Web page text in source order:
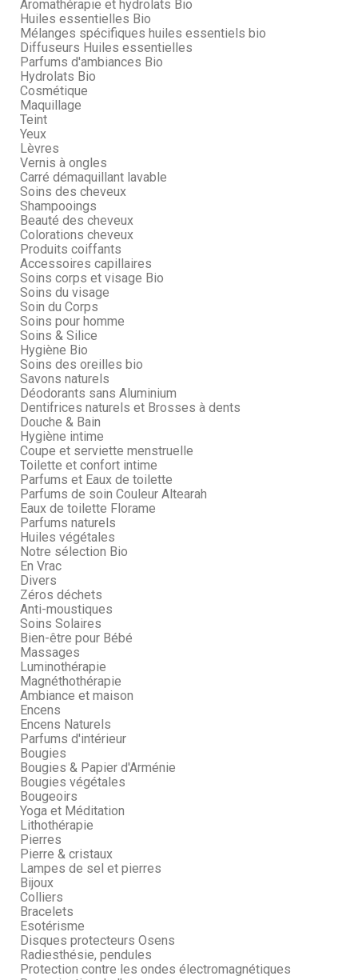
Aromathérapie et hydrolats Bio
Huiles essentielles Bio
Mélanges spécifiques huiles essentiels bio
Diffuseurs Huiles essentielles
Parfums d'ambiances Bio
Hydrolats Bio
Cosmétique
Maquillage
Teint
Yeux
Lèvres
Vernis à ongles
Carré démaquillant lavable
Soins des cheveux
Shampooings
Beauté des cheveux
Colorations cheveux
Produits coiffants
Accessoires capillaires
Soins corps et visage Bio
Soins du visage
Soin du Corps
Soins pour homme
Soins & Silice
Hygiène Bio
Soins des oreilles bio
Savons naturels
Déodorants sans Aluminium
Dentifrices naturels et Brosses à dents
Douche & Bain
Hygiène intime
Coupe et serviette menstruelle
Toilette et confort intime
Parfums et Eaux de toilette
Parfums de soin Couleur Altearah
Eaux de toilette Florame
Parfums naturels
Huiles végétales
Notre sélection Bio
En Vrac
Divers
Zéros déchets
Anti-moustiques
Soins Solaires
Bien-être pour Bébé
Massages
Luminothérapie
Magnéthothérapie
Ambiance et maison
Encens
Encens Naturels
Parfums d'intérieur
Bougies
Bougies & Papier d'Arménie
Bougies végétales
Bougeoirs
Yoga et Méditation
Lithothérapie
Pierres
Pierre & cristaux
Lampes de sel et pierres
Bijoux
Colliers
Bracelets
Esotérisme
Disques protecteurs Osens
Radiesthésie, pendules
Protection contre les ondes électromagnétiques